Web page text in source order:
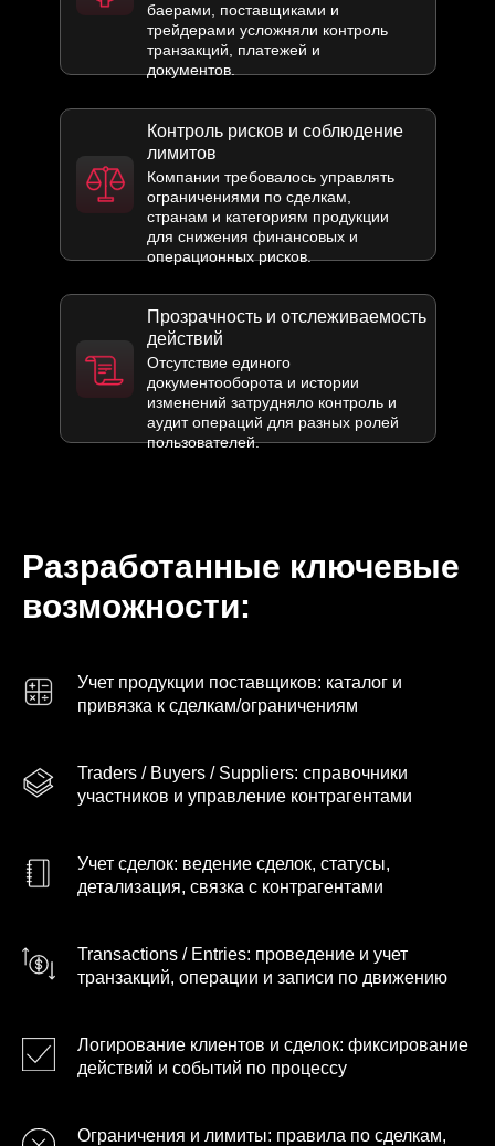
Прозрачность и отслеживаемость
действий
Отсутствие единого
документооборота и истории
изменений затрудняло контроль и
аудит операций для разных ролей
пользователей.
Контроль рисков и соблюдение
лимитов
Компании требовалось управлять
ограничениями по сделкам,
странам и категориям продукции
для снижения финансовых и
операционных рисков.
баерами, поставщиками и
трейдерами усложняли контроль
транзакций, платежей и
документов.
Разработанные ключевые
возможности:
Учет продукции поставщиков: каталог и
привязка к сделкам/ограничениям
Traders / Buyers / Suppliers: справочники
участников и управление контрагентами
Учет сделок: ведение сделок, статусы,
детализация, связка с контрагентами
Transactions / Entries: проведение и учет
транзакций, операции и записи по движению
Логирование клиентов и сделок: фиксирование
действий и событий по процессу
Ограничения и лимиты: правила по сделкам,